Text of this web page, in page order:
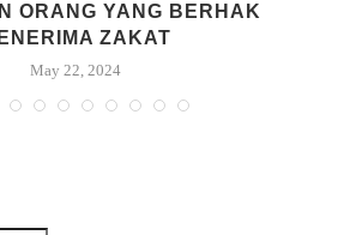
ORANG YANG BERHAK
ZAKAT
May 22, 2024